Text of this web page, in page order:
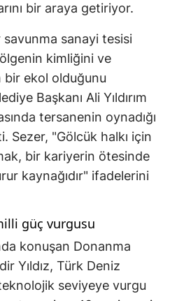
bir araya getiriyor.
sanayi tesisi
kimliğini ve
bir ekol olduğunu
Başkanı Ali Yıldırım
tersanenin oynadığı
Sezer, "Gölcük halkı için
bir kariyerin ötesinde
kaynağıdır" ifadelerini
güç vurgusu
konuşan Donanma
Yıldız, Türk Deniz
seviyeye vurgu